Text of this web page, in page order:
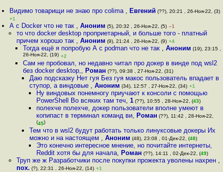
Видимо товарищи не знаю про colima , Евгений (??), 20:21 , 26-Ноя-22, (3)
+1
А с Docker что не так ,Аноним (5), 20:32 , 26-Ноя-22, (5) –1
то что docker desktop проприетарный, и больше того - платный
причем хорошо так , Аноним (9), 21:24 , 26-Ноя-22, (9) +4
Тогда ещё я попробую А с podman что не так , Аноним (19), 23:15 ,
26-Ноя-22, (19) +2
Сам не пробовал, но недавно читал про докер в винде под wsl2
без docker desktop,, Роман (??), 09:38 , 27-Ноя-22, (31)
Даю подсказку Нет гуя Без гуя макос пользователь впадает в
ступор, а виндовые ,Аноним (34), 12:57 , 27-Ноя-22, (34) +1
Ну виндовых понемногу приучают к консоли с помощью
PowerShell Во всяких там теч, 1(??), 10:55 , 28-Ноя-22, (43)
полехче полехче, докер пользователи вполне умеют в
копипаст в терминал команд ви, Роман (??), 11:42 , 28-Ноя-22,
(45)
Тем что в wsl2 будут работать только линуксовые докеры Их
можно и на настоящем ,Аноним (48), 23:08 , 01-Дек-22, (48)
Это конечно интересное мнение, но почитайте интернеты,
Reddit хотя бы для начала, Роман (??), 14:11 , 02-Дек-22, (49)
Труп же ж Разработчики после покупки прожекта уволены нахрен ,
пох. (?), 22:31 , 26-Ноя-22, (14) +1